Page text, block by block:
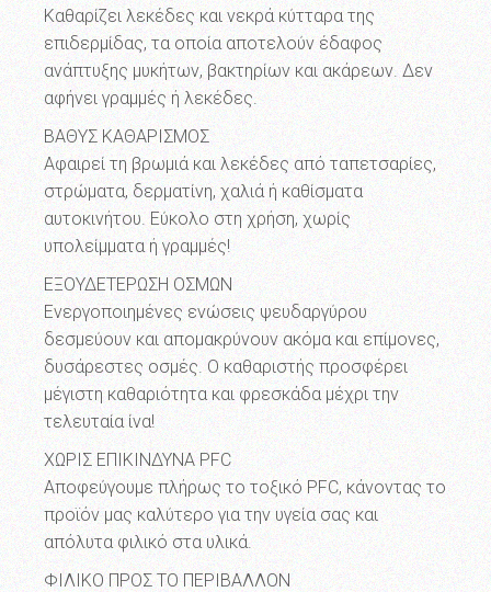
Καθαρίζει λεκέδες και νεκρά κύτταρα της
επιδερμίδας, τα οποία αποτελούν έδαφος
ανάπτυξης μυκήτων, βακτηρίων και ακάρεων. Δεν
αφήνει γραμμές ή λεκέδες.
ΒΑΘΥΣ ΚΑΘΑΡΙΣΜΟΣ
Αφαιρεί τη βρωμιά και λεκέδες από ταπετσαρίες,
στρώματα, δερματίνη, χαλιά ή καθίσματα
αυτοκινήτου. Εύκολο στη χρήση, χωρίς
υπολείμματα ή γραμμές!
ΕΞΟΥΔΕΤΕΡΩΣΗ ΟΣΜΩΝ
Ενεργοποιημένες ενώσεις ψευδαργύρου
δεσμεύουν και απομακρύνουν ακόμα και επίμονες,
δυσάρεστες οσμές. Ο καθαριστής προσφέρει
μέγιστη καθαριότητα και φρεσκάδα μέχρι την
τελευταία ίνα!
ΧΩΡΙΣ ΕΠΙΚΙΝΔΥΝΑ PFC
Αποφεύγουμε πλήρως το τοξικό PFC, κάνοντας το
προϊόν μας καλύτερο για την υγεία σας και
απόλυτα φιλικό στα υλικά.
ΦΙΛΙΚΟ ΠΡΟΣ ΤΟ ΠΕΡΙΒΑΛΛΟΝ